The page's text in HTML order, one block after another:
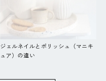
ジェルネイルとポリッシュ（マニキ
ュア）の違い